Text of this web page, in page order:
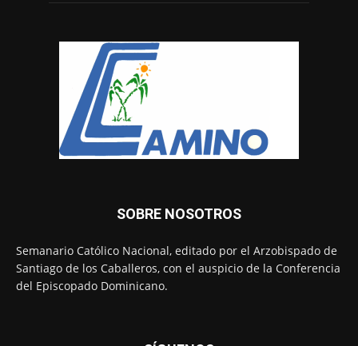
SOBRE NOSOTROS
Semanario Católico Nacional, editado por el Arzobispado de
Santiago de los Caballeros, con el auspicio de la Conferencia
del Episcopado Dominicano.